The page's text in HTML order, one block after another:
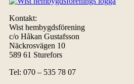
Kontakt:
Wist hembygdsförening
c/o Håkan Gustafsson
Näckrosvägen 10
589 61 Sturefors
Tel: 070 – 535 78 07